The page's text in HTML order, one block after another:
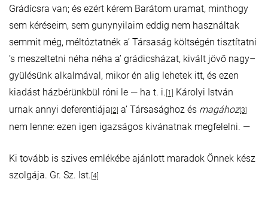
Grádícsra van; és ezért kérem Barátom uramat, minthogy
sem kéréseim, sem gunynyilaim eddig nem használtak
semmit még, méltóztatnék a’ Társaság költségén tisztítatni
’s meszeltetni néha néha a’ grádicsházat, kivált jövő nagy–
gyülésünk alkalmával, mikor én alig lehetek itt, és ezen
kiadást házbérünkbül róni le — ha t. i. [1]
Károlyi István
urnak annyi deferentiája [2] a’ Társasághoz és magához[3]
nem lenne: ezen igen igazságos kivánatnak megfelelni. —
Ki tovább is szives emlékébe ajánlott maradok Önnek kész
szolgája. Gr. Sz. Ist. [4]